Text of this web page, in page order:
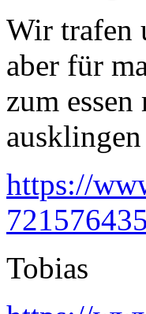
Wir trafen
aber für
zum
https://
Tobias